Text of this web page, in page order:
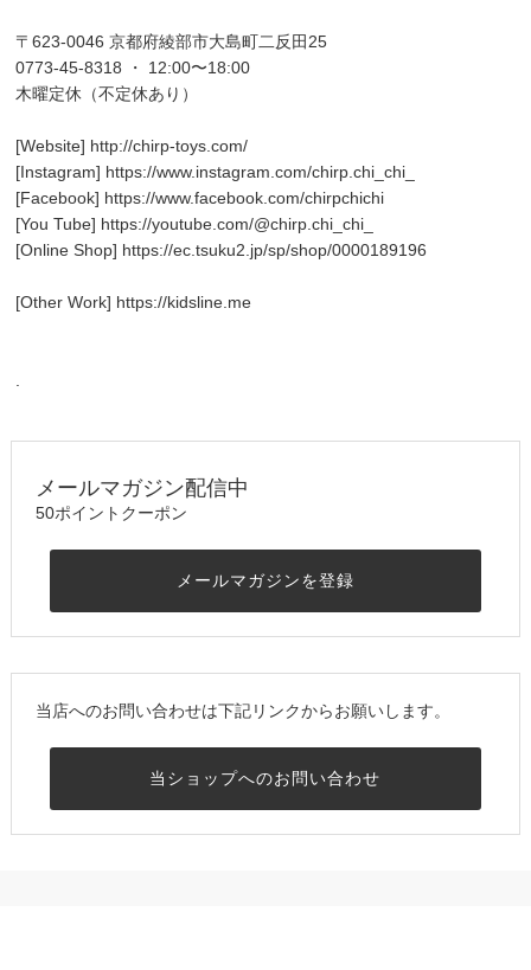
〒623-0046 京都府綾部市大島町二反田25
0773-45-8318 ・ 12:00〜18:00
木曜定休（不定休あり）
[Website] http://chirp-toys.com/
[Instagram] https://www.instagram.com/chirp.chi_chi_
[Facebook] https://www.facebook.com/chirpchichi
[You Tube] https://youtube.com/@chirp.chi_chi_
[Online Shop] https://ec.tsuku2.jp/sp/shop/0000189196
[Other Work] https://kidsline.me
メールマガジン配信中
50ポイントクーポン
メールマガジンを登録
当店へのお問い合わせは下記リンクからお願いします。
当ショップへのお問い合わせ